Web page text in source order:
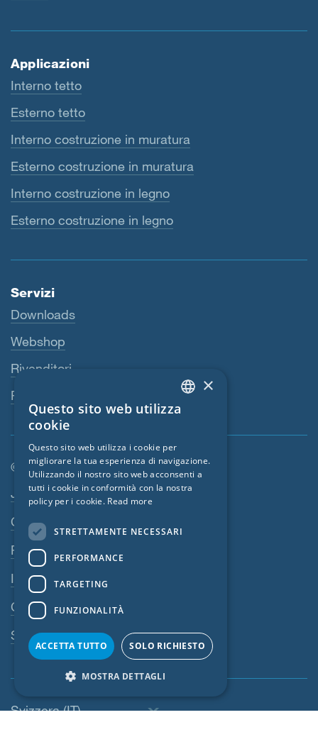
Applicazioni
Interno tetto
Esterno tetto
Interno costruzione in muratura
Esterno costruzione in muratura
Interno costruzione in legno
Esterno costruzione in legno
Servizi
Downloads
Webshop
Rivenditori
Persona di riferimento
© SIGA 2026
Area di navigazione footer
Jobs
Contatto
Privacy policy
Impressum
CGV
Sistema di denuncia
Svizzera (IT)
ENGLISH
FRENCH
CZECH
LATVIAN
NORWEGIAN
×
Questo sito web utilizza
cookie
Questo sito web utilizza i cookie per
migliorare la tua esperienza di navigazione.
Utilizzando il nostro sito web acconsenti a
tutti i cookie in conformità con la nostra
policy per i cookie. Read more
STRETTAMENTE NECESSARI
PERFORMANCE
TARGETING
FUNZIONALITÀ
ACCETTA TUTTO SOLO RICHIESTO
MOSTRA DETTAGLI